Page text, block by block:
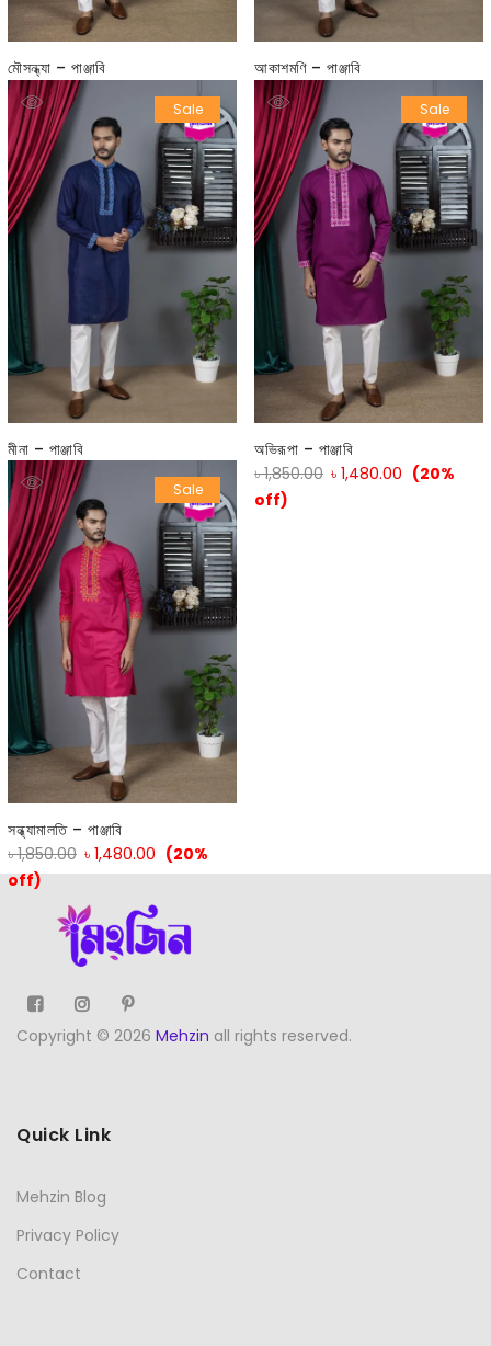
মৌসন্ধ্যা – পাঞ্জাবি
৳1,850.00 ৳ 1,480.00 (20%
off)
আকাশমণি – পাঞ্জাবি
৳1,850.00 1,480.00 (20%
off)
Sale
মীনা – পাঞ্জাবি
৳ 1,850.00 ৳ 1,480.00 (20%
off)
Sale
অভিরূপা – পাঞ্জাবি
৳1,850.00 ৳ 1,480.00 (20%
off)
Sale
সন্ধ্যামালতি – পাঞ্জাবি
৳1,850.00 ৳ 1,480.00 (20%
off)
Copyright © 2026 Mehzin all rights reserved.
Quick Link
Mehzin Blog
Privacy Policy
Contact